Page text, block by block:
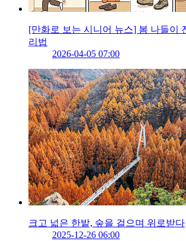
[만화로 보는 시니어 뉴스] 봄 나들이
리법
2026-04-05 07:00
크고 넓은 한밭, 숲을 걸으며 위로받다
2025-12-26 06:00